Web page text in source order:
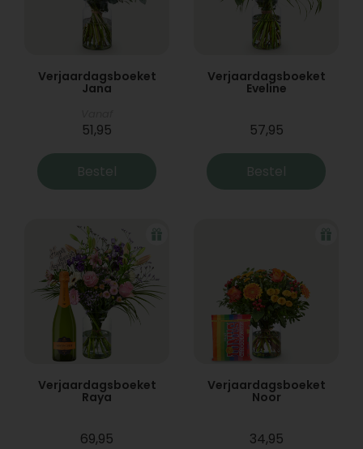
Verjaardagsboeket
Jana
51,95
Bestel
Verjaardagsboeket
Eveline
57,95
Bestel
Verjaardagsboeket
Raya
69,95
Verjaardagsboeket
Noor
34,95